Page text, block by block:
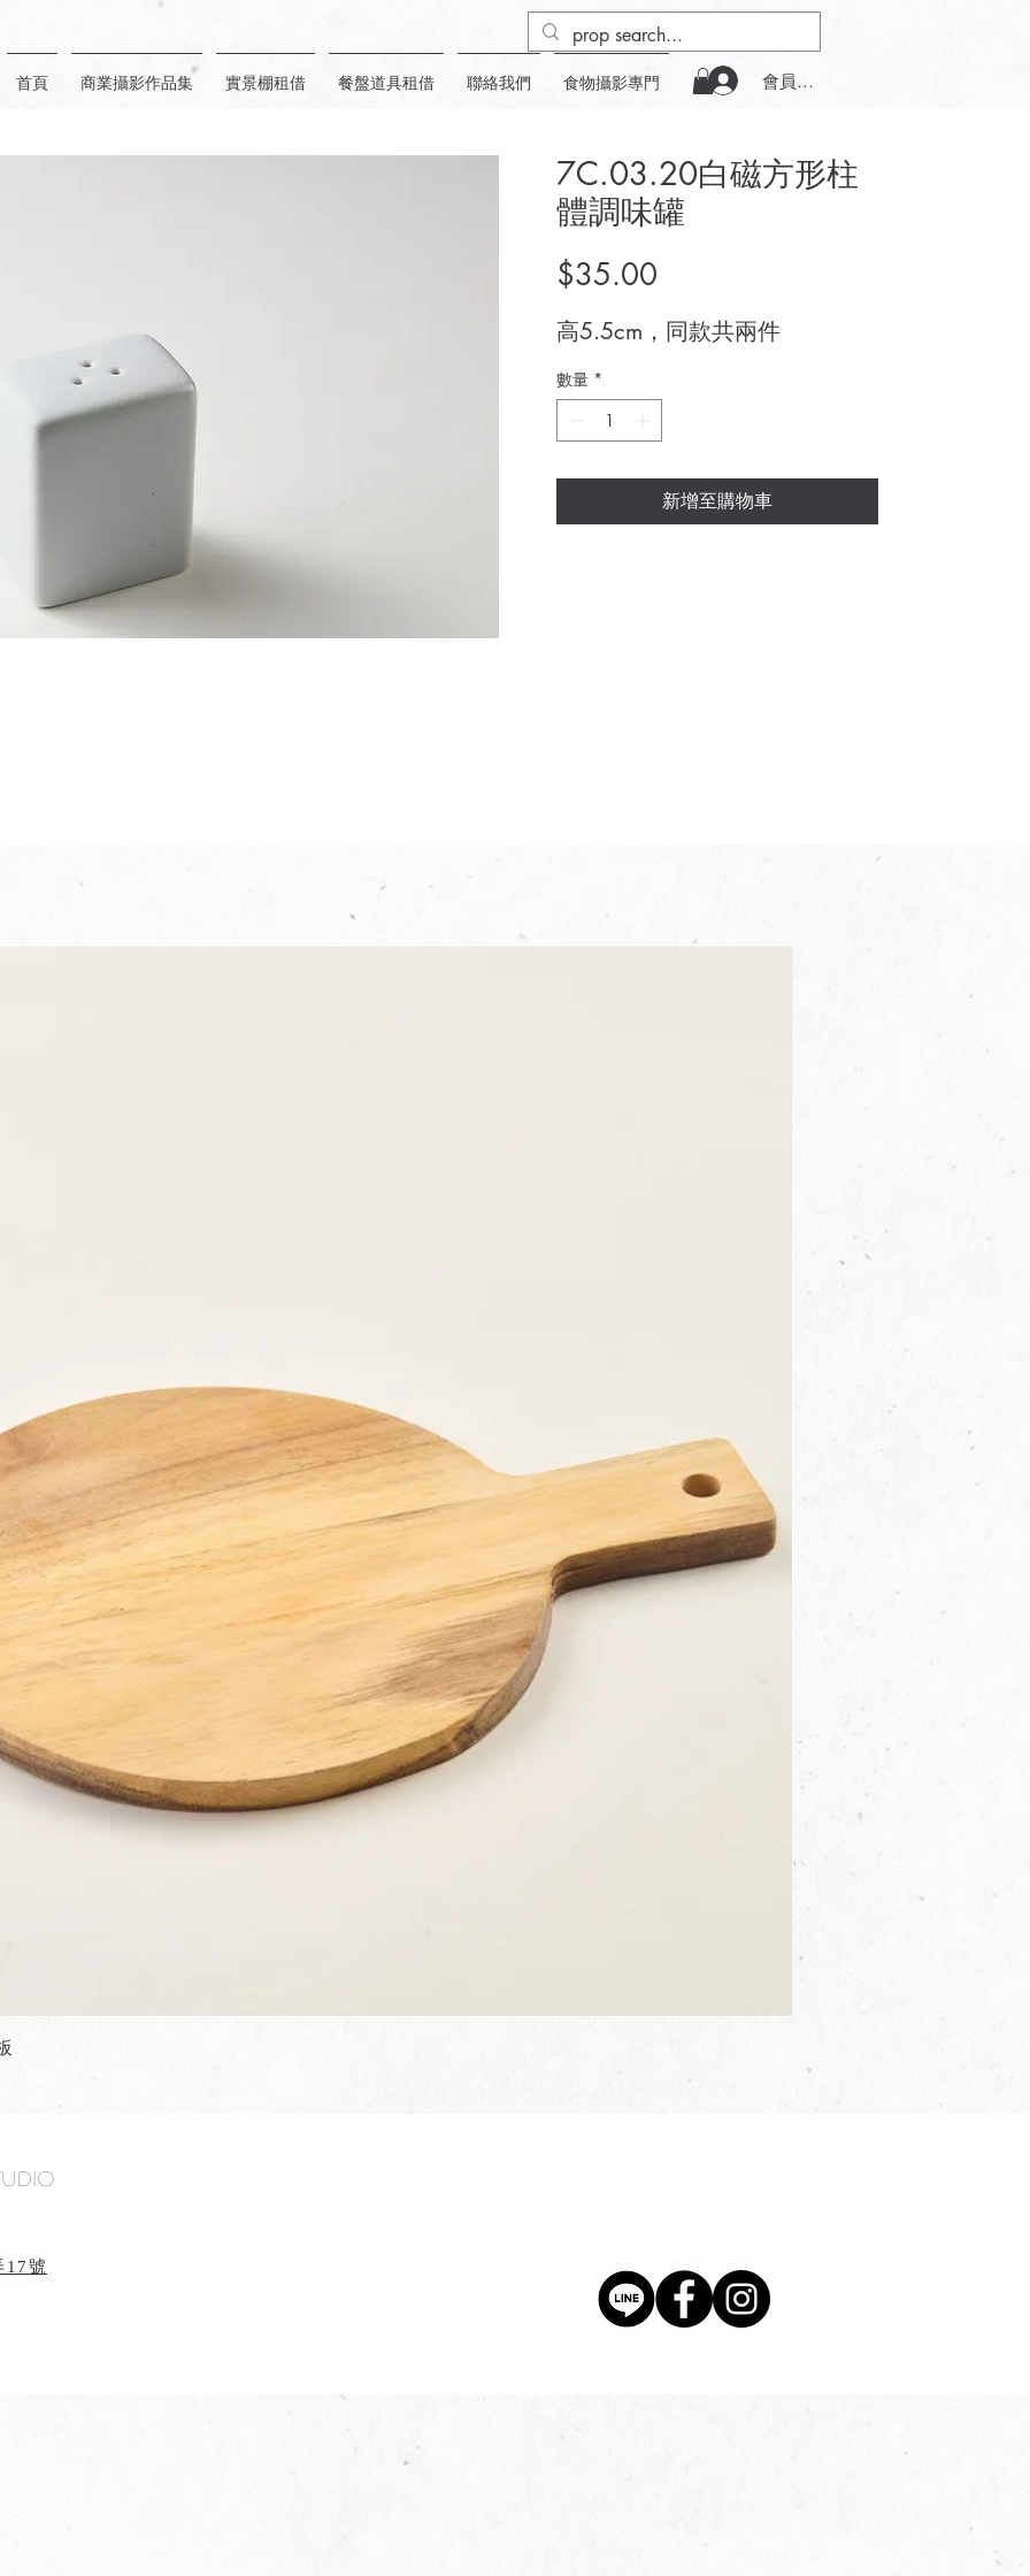
首頁 商業攝影作品集 實景棚租借 餐盤道具租借 聯絡我們 食物攝影專門 會員登入
7C.03.20白磁方形柱
體調味罐
$35.00
格
高5.5cm，同款共兩件
數量 *
新增至購物車
價格
$80.00
17號